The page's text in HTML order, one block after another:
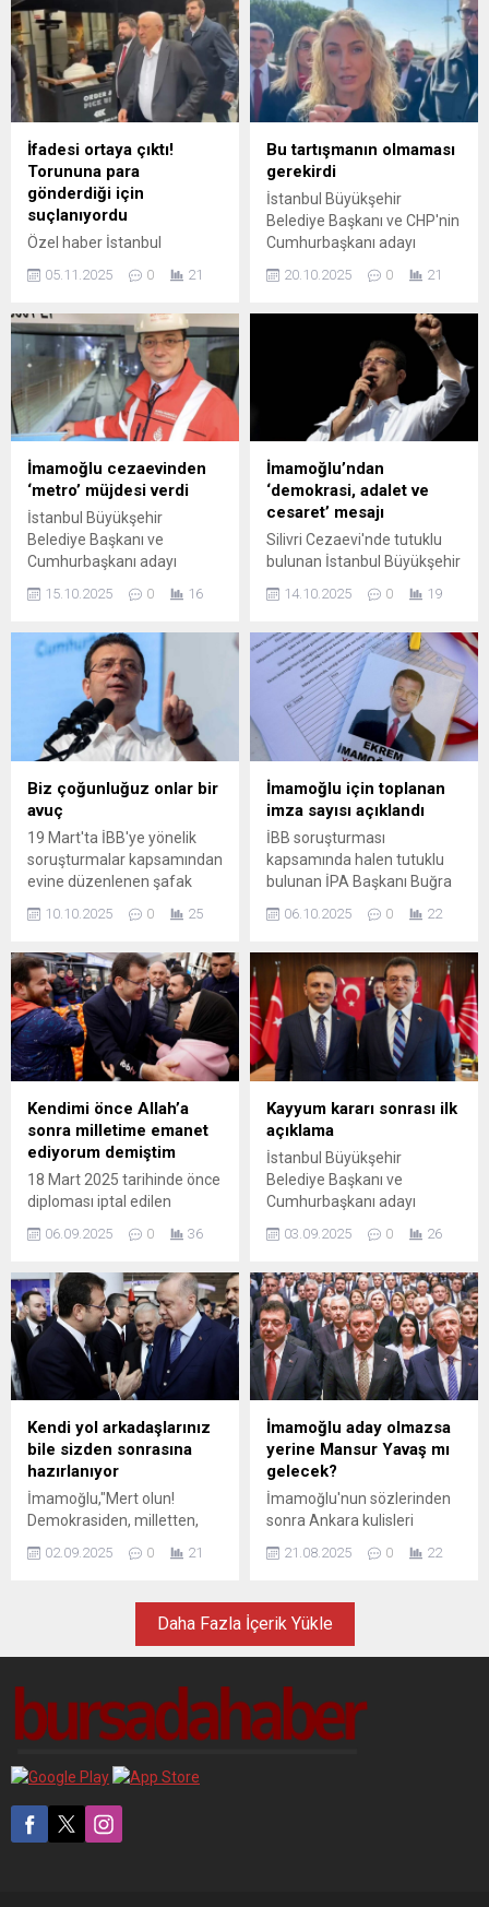
hesabına erişim engeli
getirilen cumhurbaşkanı
adayı Ekrem İmamoğlu, son
açılan Cumhurbaşkanlığı
Aday ...
getirildi. Suçlamalara
madde madde yanıt sunan
hesap, açıldıktan kısa süre
sonra erişime kapanırken,
engellemenin hangi kurum
tarafından ...
İfadesi ortaya çıktı!
Torununa para
gönderdiği için
suçlanıyordu
Özel haber İstanbul
yürüttüğü dosya
İmamoğlu, Mali Suçlarla
Mücadele Şube
Müdürlüğünde bugün ifade
verdi. Rüşvet ve suçtan
kaynaklanan malvarlığı
değerlerini aklama
suçlamalarına ilişkin
beyanlarını ...
05.11.2025 0 21
Bu tartışmanın olmaması
gerekirdi
İstanbul Büyükşehir
Belediye Başkanı ve CHP'nin
Cumhurbaşkanı adayı
lisans diplomasının sahte
'Zincirleme şekilde resmi
belgede sahtecilik'
suçlamasıyla 2 yıl 6 aydan 8
yıl 9 aya kadar hapis cezası
20.10.2025 0 21
İmamoğlu cezaevinden
‘metro’ müjdesi verdi
İstanbul Büyükşehir
Belediye Başkanı ve
Cumhurbaşkanı adayı
Ekrem İmamoğlu, metro
inşaatlarındaki son duruma
yoğun bir şekilde devam
ettiğini ifade etti. İmamoğlu,
sosyal medya üzerinden
yaptığı paylaşımda "Raylar ...
15.10.2025 0 16
İmamoğlu’ndan
‘demokrasi, adalet ve
cesaret’ mesajı
Silivri Cezaevi'nde tutuklu
bulunan İstanbul Büyükşehir
Belediye Başkanı ve
Cumhurbaşkanı adayı
İmamoğlu (International)"
adlı hesabından yaptığı
paylaşımda, Avrupa'daki
vatandaşlara seslenerek,
"Biliyorum ki kalbinizin ve ...
14.10.2025 0 19
Biz çoğunluğuz onlar bir
avuç
19 Mart'ta İBB'ye yönelik
soruşturmalar kapsamından
evine düzenlenen şafak
alındıktan 4 gün sonra, 15.5
cumhurbaşkanı adayı olarak
seçilen, Cumhurbaşkanı
adayı ve İBB Başkanı Ekrem
İmamoğlu, 201 gündür ...
10.10.2025 0 25
İmamoğlu için toplanan
imza sayısı açıklandı
İBB soruşturması
kapsamında halen tutuklu
bulunan İPA Başkanı Buğra
aracılığıyla, İBB Başkanı
serbest bırakılması için
yürütülen imza
kampanyasındaki son
durumu paylaştı. "Güzel bir
haber" başlığıyla ...
06.10.2025 0 22
Kendimi önce Allah’a
sonra milletime emanet
ediyorum demiştim
18 Mart 2025 tarihinde önce
diploması iptal edilen
sonra kent uzlaşısı ve mali
gözaltına alınmıştı. 23 Mart
tarihinde hakkında
tutuklama kararı verilen
İmamoğlu o tarihten bu
yana tutuklu. Hakkında
açılan ...
06.09.2025 0 36
Kayyum kararı sonrası ilk
açıklama
İstanbul Büyükşehir
Belediye Başkanı ve
Cumhurbaşkanı adayı
Cumhurbaşkanlığı Aday
paylaşımda, Cumhuriyet
Halk Partisi'ne yönelik
müdahaleleri ve Türkiye'deki
demokrasi ortamını sert bir
dille eleştirdi. "BİR ...
03.09.2025 0 26
Kendi yol arkadaşlarınız
bile sizden sonrasına
hazırlanıyor
İmamoğlu,"Mert olun!
Demokrasiden, milletten,
kaybetmekten, Ekrem
02.09.2025 0 21
İmamoğlu aday olmazsa
yerine Mansur Yavaş mı
gelecek?
İmamoğlu'nun sözlerinden
sonra Ankara kulisleri
21.08.2025 0 22
Daha Fazla İçerik Yükle